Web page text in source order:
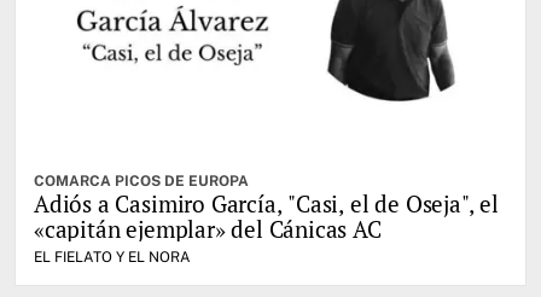
COMARCA PICOS DE EUROPA
Adiós a Casimiro García, "Casi, el de Oseja", el
«capitán ejemplar» del Cánicas AC
EL FIELATO Y EL NORA